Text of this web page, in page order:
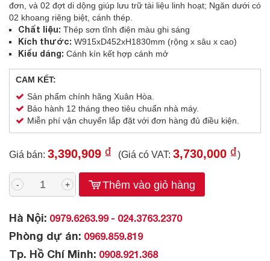
đơn, và 02 đợt di dộng giúp lưu trữ tài liệu linh hoạt; Ngăn dưới có
02 khoang riêng biệt, cánh thép.
Chất liệu: Thép sơn tĩnh điện màu ghi sáng
Kích thước: W915xD452xH1830mm (rộng x sâu x cao)
Kiểu dáng: Cánh kín kết hợp cánh mở
CAM KẾT:
Sản phẩm chính hãng Xuân Hòa.
Bảo hành 12 tháng theo tiêu chuẩn nhà máy.
Miễn phí vận chuyển lắp đặt với đơn hàng đủ điều kiện.
Giá bán: 3,390,909 ₫ (Giá có VAT: 3,730,000 ₫)
- + Thêm vào giỏ hàng
Hà Nội: 0979.6263.99 - 024.3763.2370
Phòng dự án: 0969.859.819
Tp. Hồ Chí Minh: 0908.921.368